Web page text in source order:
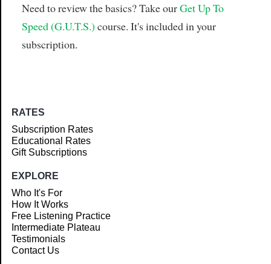
Need to review the basics? Take ourGet Up To
Speed (G.U.T.S.) course. It's included in your
subscription.
RATES
Subscription Rates
Educational Rates
Gift Subscriptions
EXPLORE
Who It's For
How It Works
Free Listening Practice
Intermediate Plateau
Testimonials
Contact Us